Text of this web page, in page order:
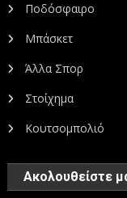
Ποδόσφαιρο
Μπάσκετ
Άλλα Σπορ
Στοίχημα
Κουτσομπολιό
Ακολουθείστε